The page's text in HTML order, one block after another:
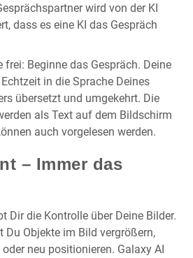
wird von der KI
dass es eine KI das Gespräch
frei: Beginne das Gespräch. Deine
in die Sprache Deines
übersetzt und umgekehrt. Die
als Text auf dem Bildschirm
auch vorgelesen werden.
– Immer das
Dir die Kontrolle über Deine Bilder.
Du Objekte im Bild vergrößern,
neu positionieren. Galaxy AI